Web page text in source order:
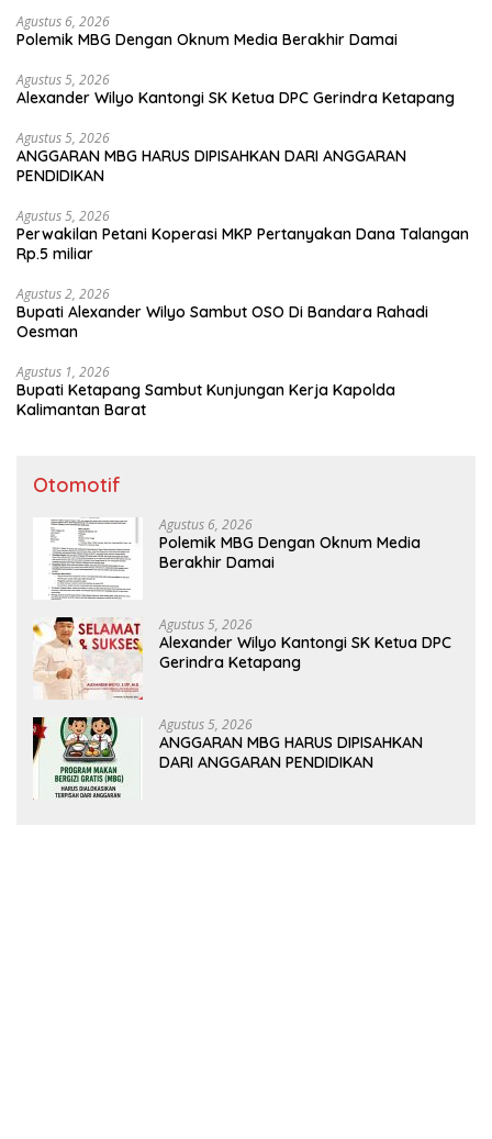
Agustus 6, 2026
Polemik MBG Dengan Oknum Media Berakhir Damai
Agustus 5, 2026
Alexander Wilyo Kantongi SK Ketua DPC Gerindra Ketapang
Agustus 5, 2026
ANGGARAN MBG HARUS DIPISAHKAN DARI ANGGARAN
PENDIDIKAN
Agustus 5, 2026
Perwakilan Petani Koperasi MKP Pertanyakan Dana Talangan
Rp.5 miliar
Agustus 2, 2026
Bupati Alexander Wilyo Sambut OSO Di Bandara Rahadi
Oesman
Agustus 1, 2026
Bupati Ketapang Sambut Kunjungan Kerja Kapolda
Kalimantan Barat
Otomotif
Agustus 6, 2026
Polemik MBG Dengan Oknum Media
Berakhir Damai
Agustus 5, 2026
Alexander Wilyo Kantongi SK Ketua DPC
Gerindra Ketapang
Agustus 5, 2026
ANGGARAN MBG HARUS DIPISAHKAN
DARI ANGGARAN PENDIDIKAN